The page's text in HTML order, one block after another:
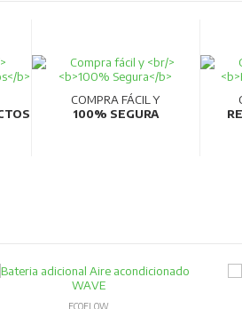
COMPRA FÁCIL Y
100% SEGURA
ECOFLOW